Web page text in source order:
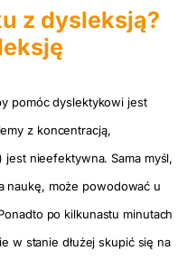
z dysleksją?
pomóc dyslektykowi jest
z koncentracją,
jest nieefektywna. Sama myśl,
naukę, może powodować u
po kilkunastu minutach
w stanie dłużej skupić się na